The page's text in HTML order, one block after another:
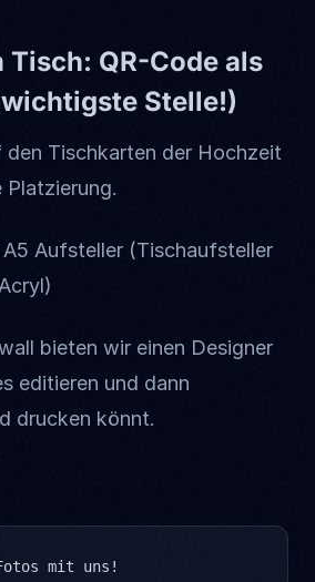
Tisch: QR-Code als
Stelle!)
den Tischkarten der Hochzeit
Aufsteller (Tischaufsteller
bieten wir einen Designer
editieren und dann
drucken könnt.
mit uns!